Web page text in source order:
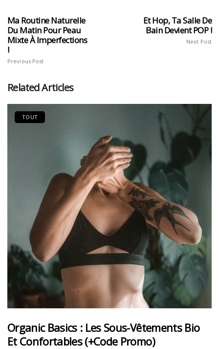
Ma Routine Naturelle
Du Matin Pour Peau
Mixte À Imperfections
!
Previous Post
Et Hop, Ta Salle De
Bain Devient POP !
Next Post
Related Articles
TOUT
Organic Basics : Les Sous-Vêtements Bio
Et Confortables (+code Promo)